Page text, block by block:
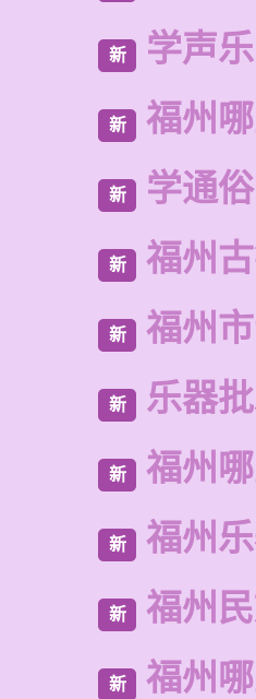
新 学声
新 福州
新 学通
新 福州
新 福州
新 乐器
新 福州
新 福州
新 福州
新 福州